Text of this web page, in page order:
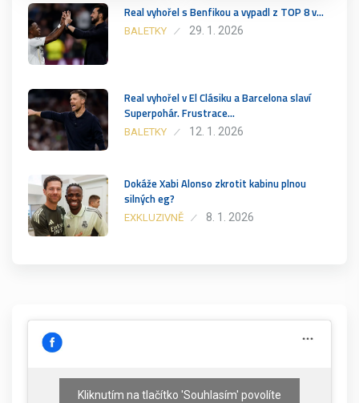
Real vyhořel s Benfikou a vypadl z TOP 8 v…
BALETKY 29. 1. 2026
Real vyhořel v El Clásiku a Barcelona slaví
Superpohár. Frustrace…
BALETKY 12. 1. 2026
Dokáže Xabi Alonso zkrotit kabinu plnou
silných eg?
EXKLUZIVNĚ 8. 1. 2026
Kliknutím na tlačítko 'Souhlasím' povolíte